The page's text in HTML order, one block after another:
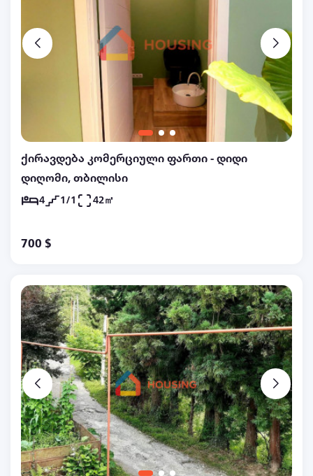
სამი დამოუკიდებელი ნაწილია ერთ სახლში.
პირველი სართული და მეორე სართული
ერთმანეთისგან იზოლირებული. სახლი იყო მუდამ
ჩემს საკუთრებაში არის ჩემი ოჯახის აშენებული,
პირადი მოხმარებისთვის ამიტომ არის ძალიან
კარგ მდგომარეობაში. ძველი რემონტი.
ლოკაციიდან გამომდინარე: დელისის მეტროდან
ფეხით 7 წუთია, ნუცუბიძის ქუჩიდან ფეხით 3
წუთია, სამედიცინო უნივერსტეტიდან ფეხით 10
წუთია. ძალიან დიდი პოტენციალი აქვს სასტუმრო,
ჰოსტელი, საბავშო ბაღი და ა.შ. უბანი არის მშვიდი,
მყუდრო უსაფრთხო. დაინტერესების შემთხვევაში
შეთანხმება
ქირავდება კომერციული ფართი - დიდი
დიღომი, თბილისი
4 1/1 42㎡
700 $